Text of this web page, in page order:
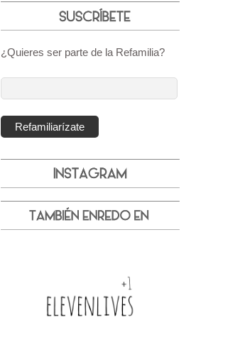
¿Quieres ser parte de la Refamilia?
correo
electrónico:
Refamiliarízate